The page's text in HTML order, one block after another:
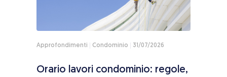
Approfondimenti Condominio 31/07/2026
Orario lavori condominio: regole,